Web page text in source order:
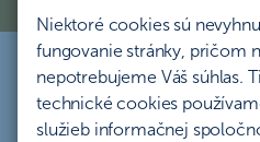
Niektoré cookies sú
fungovanie stránky, pričom
nepotrebujeme Váš súhlas.
technické cookies
služieb informačnej
Vstupy do letiskových
salónikov po novom